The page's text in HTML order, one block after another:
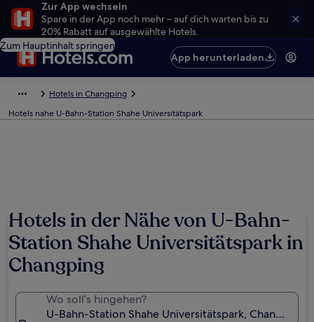
Zur App wechseln
Spare in der App noch mehr – auf dich warten bis zu
20% Rabatt auf ausgewählte Hotels.
Zum Hauptinhalt springen
App herunterladen
Hotels in Changping
Hotels nahe U-Bahn-Station Shahe Universitätspark
Hotels in der Nähe von U-Bahn-
Station Shahe Universitätspark in
Changping
Wo soll’s hingehen?
U-Bahn-Station Shahe Universitätspark,